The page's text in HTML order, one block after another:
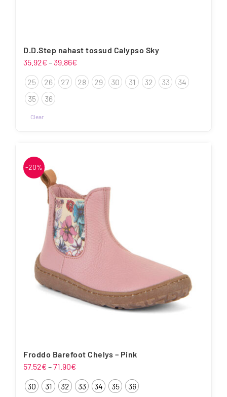
D.D.Step nahast tossud Calypso Sky
35.92€ –39.86€
35.92€
kuni
25 26 27 28 29 30 31 32 33
34
35
36
Clear
mitu
varianti.
Valikuid
tootelehel.
-20%
Froddo Barefoot Chelys – Pink
57.52€ –71.90€
57.52€
kuni
30 31 32 33 34 35 36